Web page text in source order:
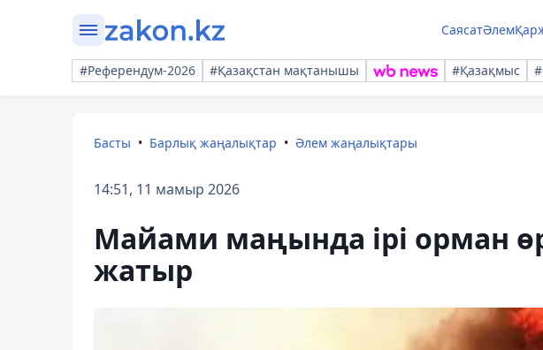
СаясатӘлем
#Референдум-2026 #Қазақстан мақтанышы #Қазақмыс
Басты Барлық жаңалықтар Әлем жаңалықтары
14:51, 11 мамыр 2026
Майами маңында ірі орман
жатыр